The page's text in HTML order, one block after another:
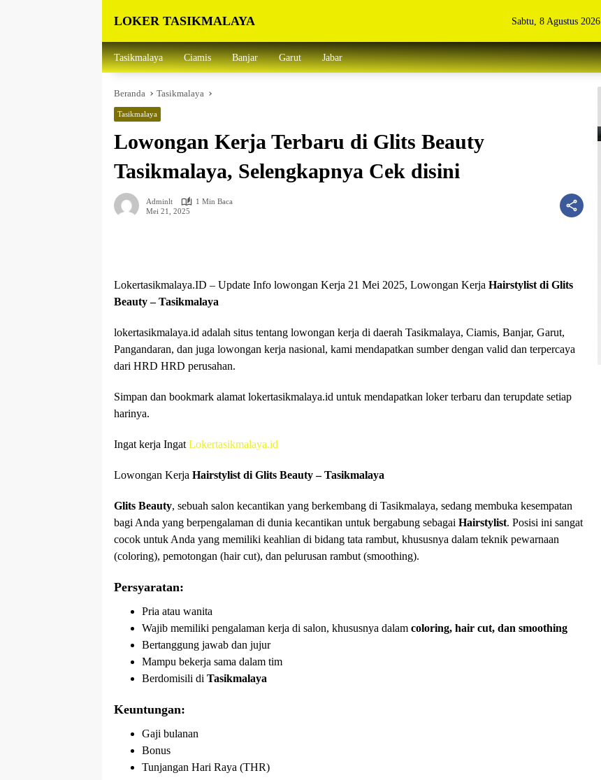
LOKER TASIKMALAYA
Lowongan
Kerja
dan
Sekitarna
Sabtu, 8 Agustus 2026
Tasikmalaya Ciamis Banjar Garut Jabar
Beranda Tasikmalaya
Tasikmalaya
Lowongan Kerja Terbaru di Glits Beauty
Tasikmalaya, Selengkapnya Cek disini
Adminlt
1 Min Baca
Mei 21, 2025
Lokertasikmalaya.ID – Update Info lowongan Kerja 21 Mei 2025, Lowongan Kerja Hairstylist di Glits
Beauty – Tasikmalaya
lokertasikmalaya.id adalah situs tentang lowongan kerja di daerah Tasikmalaya, Ciamis, Banjar, Garut,
Pangandaran, dan juga lowongan kerja nasional, kami mendapatkan sumber dengan valid dan terpercaya
dari HRD HRD perusahan.
Simpan dan bookmark alamat lokertasikmalaya.id untuk mendapatkan loker terbaru dan terupdate setiap
harinya.
Ingat kerja Ingat Lokertasikmalaya.id
Lowongan Kerja Hairstylist di Glits Beauty – Tasikmalaya
Glits Beauty, sebuah salon kecantikan yang berkembang di Tasikmalaya, sedang membuka kesempatan
bagi Anda yang berpengalaman di dunia kecantikan untuk bergabung sebagai Hairstylist. Posisi ini sangat
cocok untuk Anda yang memiliki keahlian di bidang tata rambut, khususnya dalam teknik pewarnaan
(coloring), pemotongan (hair cut), dan pelurusan rambut (smoothing).
Persyaratan:
Pria atau wanita
Wajib memiliki pengalaman kerja di salon, khususnya dalam coloring, hair cut, dan smoothing
Bertanggung jawab dan jujur
Mampu bekerja sama dalam tim
Berdomisili di Tasikmalaya
Keuntungan:
Gaji bulanan
Bonus
Tunjangan Hari Raya (THR)